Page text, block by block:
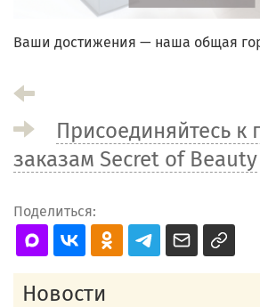
Ваши достижения — наша общая
Присоединяйтесь к
заказам Secret of Beauty
Поделиться:
Новости